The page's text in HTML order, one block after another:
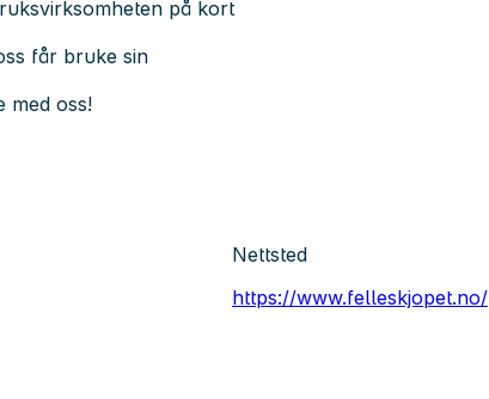
på kort
får bruke sin
med oss!
Nettsted
https://www.felleskjopet.no/